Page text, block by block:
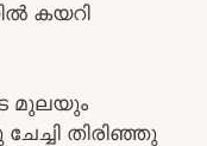
കയറി
മുലയും
തിരിഞ്ഞു